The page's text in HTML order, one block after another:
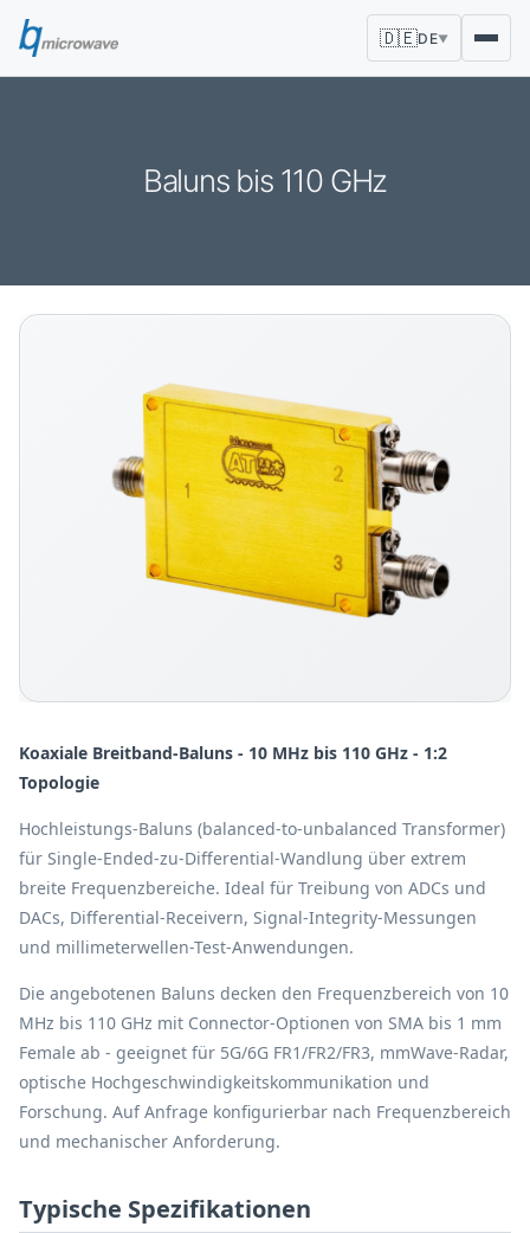
🇩🇪DE▼
Baluns bis 110 GHz
Koaxiale Breitband-Baluns - 10 MHz bis 110 GHz - 1:2
Topologie
Hochleistungs-Baluns (balanced-to-unbalanced Transformer)
für Single-Ended-zu-Differential-Wandlung über extrem
breite Frequenzbereiche. Ideal für Treibung von ADCs und
DACs, Differential-Receivern, Signal-Integrity-Messungen
und millimeterwellen-Test-Anwendungen.
Die angebotenen Baluns decken den Frequenzbereich von 10
MHz bis 110 GHz mit Connector-Optionen von SMA bis 1 mm
Female ab - geeignet für 5G/6G FR1/FR2/FR3, mmWave-Radar,
optische Hochgeschwindigkeitskommunikation und
Forschung. Auf Anfrage konfigurierbar nach Frequenzbereich
und mechanischer Anforderung.
Typische Spezifikationen